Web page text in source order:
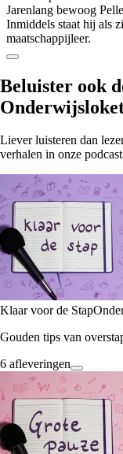
Jarenlang bewoog
Inmiddels staat hij als
maatschappijleer.
Beluister ook
Liever luisteren dan
verhalen in onze
Klaar voor de Stap
Gouden tips van
6 afleveringen